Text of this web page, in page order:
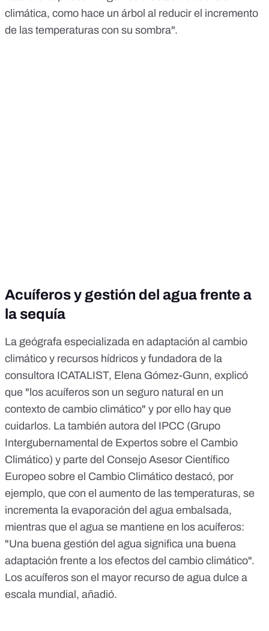
climática, como hace un árbol al reducir el incremento
de las temperaturas con su sombra".
Acuíferos y gestión del agua frente a
la sequía
La geógrafa especializada en adaptación al cambio
climático y recursos hídricos y fundadora de la
consultora ICATALIST, Elena Gómez-Gunn, explicó
que "los acuíferos son un seguro natural en un
contexto de cambio climático" y por ello hay que
cuidarlos. La también autora del IPCC (Grupo
Intergubernamental de Expertos sobre el Cambio
Climático) y parte del Consejo Asesor Científico
Europeo sobre el Cambio Climático destacó, por
ejemplo, que con el aumento de las temperaturas, se
incrementa la evaporación del agua embalsada,
mientras que el agua se mantiene en los acuíferos:
"Una buena gestión del agua significa una buena
adaptación frente a los efectos del cambio climático".
Los acuíferos son el mayor recurso de agua dulce a
escala mundial, añadió.